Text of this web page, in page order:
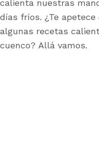
calienta nuestras
días fríos. ¿Te
algunas recetas
cuenco? Allá vamos.